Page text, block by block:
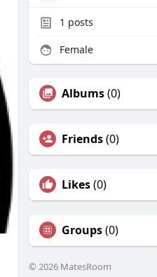
1 posts
Female
Albums(0)
Friends(0)
Likes(0)
Groups(0)
© 2026 MatesRoom